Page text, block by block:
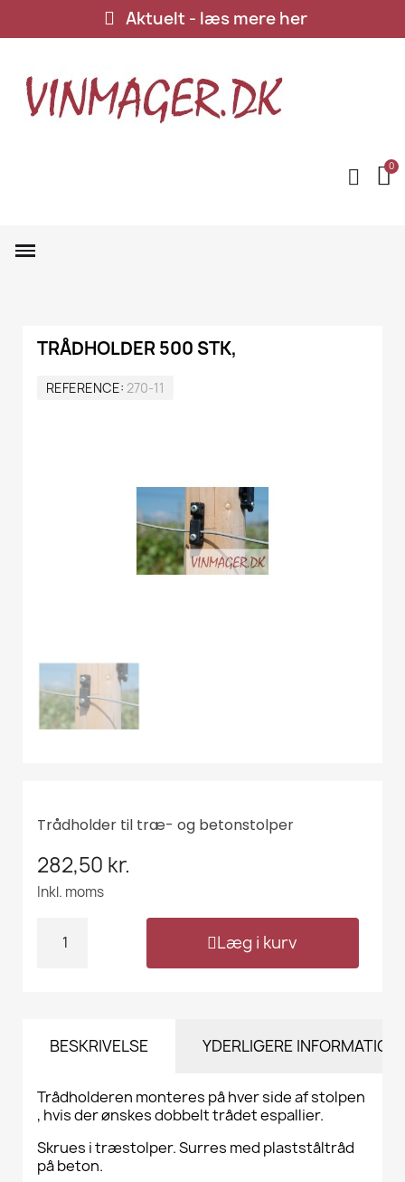
Aktuelt - læs mere her
TRÅDHOLDER 500 STK,
REFERENCE 270-11
Trådholder til træ- og betonstolper
282,50 kr.
Inkl. moms
Læg i kurv
BESKRIVELSE YDERLIGERE INFORMATION
Trådholderen monteres på hver side af stolpen
, hvis der ønskes dobbelt trådet espallier.
Skrues i træstolper. Surres med plastståltråd
på beton.